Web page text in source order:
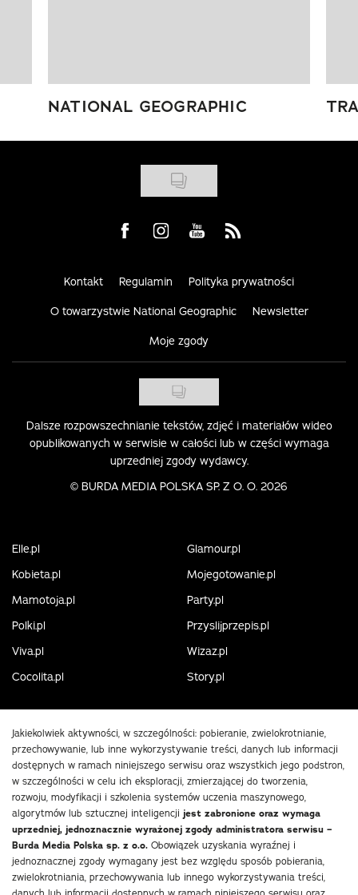
NATIONAL GEOGRAPHIC
Visit us on Facebook
Visit us on Instagram
Visit us on Youtube
Visit us on Rss
Kontakt Regulamin Polityka prywatności
O towarzystwie National Geographic Newsletter
Moje zgody
Dalsze rozpowszechnianie tekstów, zdjęć i materiałów wideo
opublikowanych w serwisie w całości lub w części wymaga
uprzedniej zgody wydawcy.
© BURDA MEDIA POLSKA SP. Z O. O. 2026
Elle.pl
Glamour.pl
Kobieta.pl
Mojegotowanie.pl
Mamotoja.pl
Party.pl
Polki.pl
Przyslijprzepis.pl
Viva.pl
Wizaz.pl
Cocolita.pl
Story.pl
Jakiekolwiek aktywności, w szczególności: pobieranie, zwielokrotnianie,
przechowywanie, lub inne wykorzystywanie treści, danych lub informacji
dostępnych w ramach niniejszego serwisu oraz wszystkich jego podstron,
w szczególności w celu ich eksploracji, zmierzającej do tworzenia,
rozwoju, modyfikacji i szkolenia systemów uczenia maszynowego,
algorytmów lub sztucznej inteligencji jest zabronione oraz wymaga
uprzedniej, jednoznacznie wyrażonej zgody administratora serwisu –
Burda Media Polska sp. z o.o. Obowiązek uzyskania wyraźnej i
jednoznacznej zgody wymagany jest bez względu sposób pobierania,
zwielokrotniania, przechowywania lub innego wykorzystywania treści,